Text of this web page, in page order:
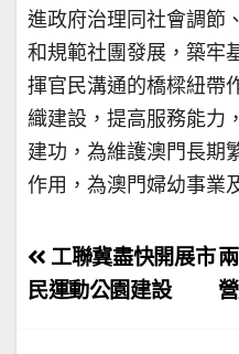
進政府治理同社會調節
和規範社團發展，築牢
揮官民溝通的橋樑紐帶
織建設，提高服務能力
建功，為維護澳門長期
作用，為澳門婦幼事業
文
章
工聯冀盡快開展市
民運動公園建設